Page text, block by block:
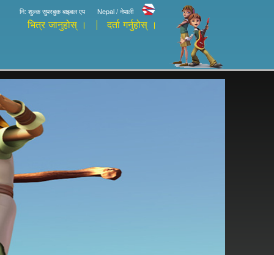
Nepal / नेपाली
नि: शुल्क सुपरबुक बाइबल एप
भित्र जानुहोस् । दर्ता गर्नुहोस् ।